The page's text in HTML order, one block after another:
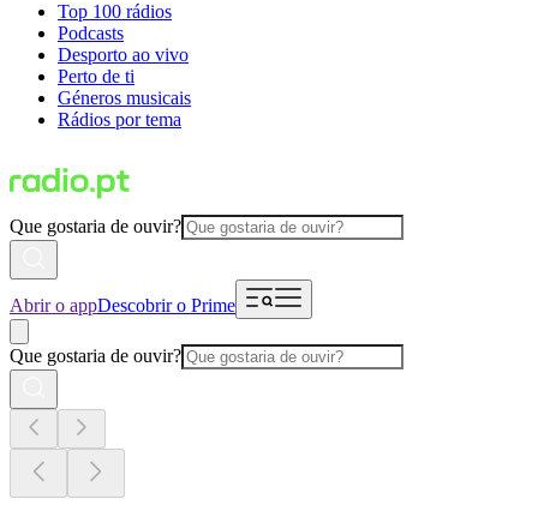
Top 100 rádios
Podcasts
Desporto ao vivo
Perto de ti
Géneros musicais
Rádios por tema
Que gostaria de ouvir?
Abrir o appDescobrir o Prime
Que gostaria de ouvir?